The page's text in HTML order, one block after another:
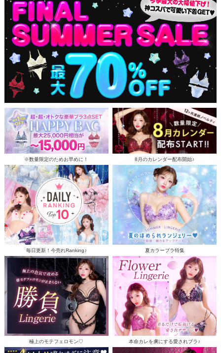
※数量限定のためお早めに！ 8月のカレンダー配布開始♪
毎日更新！今売れRanking♪ 夏カラーブラ特集
極上のモテフェロモン♡ 本命カレを虜にする愛されブラ♪